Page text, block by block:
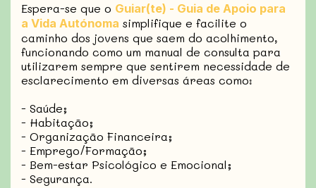
Espera-se que o Guiar(te) - Guia de Apoio para
a Vida Autónoma simplifique e facilite o
caminho dos jovens que saem do acolhimento,
funcionando como um manual de consulta para
utilizarem sempre que sentirem necessidade de
esclarecimento em diversas áreas como:
- Saúde;
- Habitação;
- Organização Financeira;
- Emprego/Formação;
- Bem-estar Psicológico e Emocional;
- Segurança.